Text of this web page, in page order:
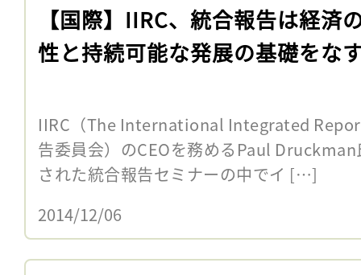
【国際】IIRC、統合報告は経済
性と持続可能な発展の基礎をな
IIRC（The International Integrated
告委員会）のCEOを務めるPaul
された統合報告セミナーの中でイ […]
2014/12/06